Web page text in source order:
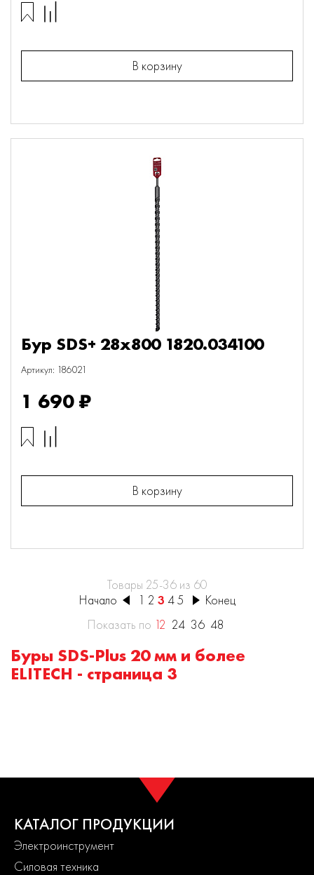
В корзину
Бур SDS+ 28х800 1820.034100
Артикул: 186021
1 690 ₽
В корзину
Товары 25-36 из 60
Начало
1 2 3 45
Конец
Показать по 12 24 36 48
Буры SDS-Plus 20 мм и более
ELITECH - страница 3
КАТАЛОГ ПРОДУКЦИИ
Электроинструмент
Силовая техника